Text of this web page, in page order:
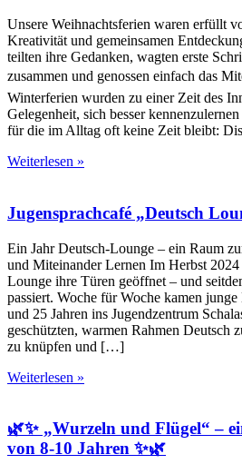
Unsere Weihnachtsferien waren erfüllt
Kreativität und gemeinsamen
teilten ihre Gedanken, wagten erste
zusammen und genossen einfach das
Winterferien wurden zu einer Zeit des
Gelegenheit, sich besser
für die im Alltag oft keine Zeit bleibt:
Weiterlesen »
Jugensprachcafé „Deutsch
Ein Jahr Deutsch-Lounge – ein Raum
und Miteinander Lernen Im Herbst 2024
Lounge ihre Türen geöffnet – und
passiert. Woche für Woche kamen
und 25 Jahren ins Jugendzentrum
geschützten, warmen Rahmen Deutsch
zu knüpfen und […]
Weiterlesen »
🌿✨ „Wurzeln und Flügel“ –
von 8-10 Jahren ✨🌿